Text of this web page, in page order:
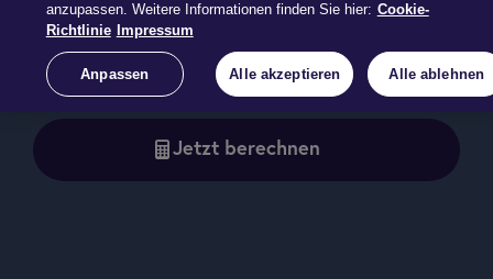
Bedarfsrechner BU
Jetzt berechnen
anzupassen. Weitere Informationen finden Sie hier: Cookie-
Richtlinie
Impressum
Anpassen Alle ablehnen
Alle akzeptieren